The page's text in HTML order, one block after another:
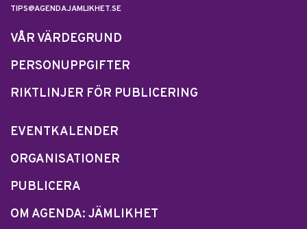
TIPS@AGENDAJAMLIKHET.SE
VÅR VÄRDEGRUND
PERSONUPPGIFTER
RIKTLINJER FÖR PUBLICERING
EVENTKALENDER
ORGANISATIONER
PUBLICERA
OM AGENDA: JÄMLIKHET